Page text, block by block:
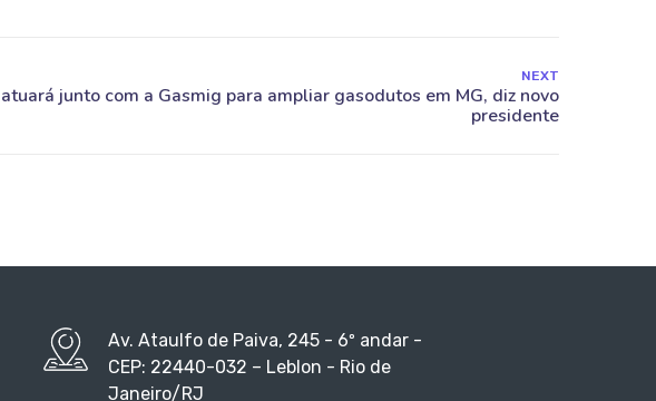
NEXT
Av. Ataulfo de Paiva, 245 - 6º andar -
CEP: 22440-032 – Leblon - Rio de
Janeiro/RJ